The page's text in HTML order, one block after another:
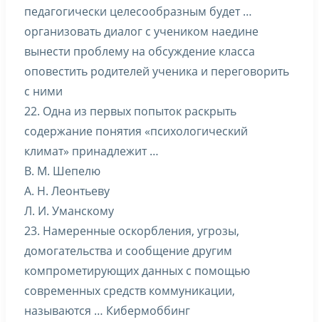
педагогически целесообразным будет …
организовать диалог с учеником наедине
вынести проблему на обсуждение класса
оповестить родителей ученика и переговорить
с ними
22. Одна из первых попыток раскрыть
содержание понятия «психологический
климат» принадлежит …
В. М. Шепелю
А. Н. Леонтьеву
Л. И. Уманскому
23. Намеренные оскорбления, угрозы,
домогательства и сообщение другим
компрометирующих данных с помощью
современных средств коммуникации,
называются … Кибермоббинг